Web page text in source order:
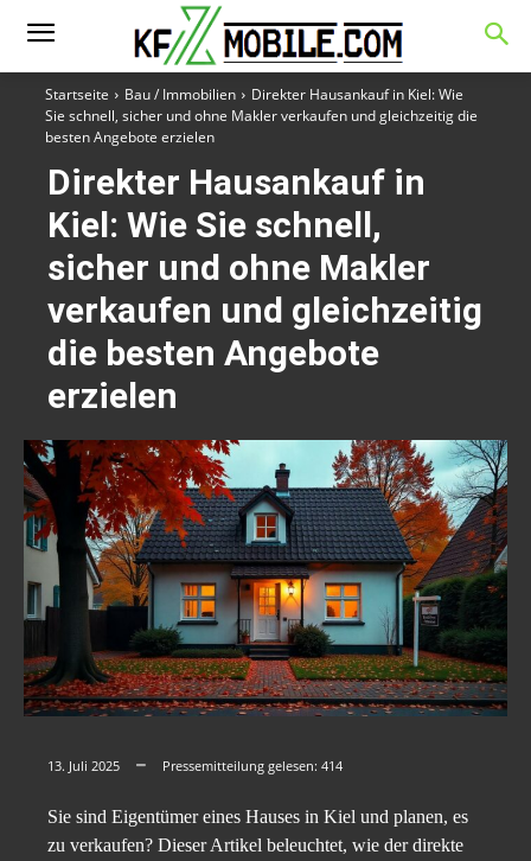
Startseite Bau / Immobilien
Direkter Hausankauf in Kiel: Wie
Sie schnell, sicher und ohne Makler verkaufen und gleichzeitig die
besten Angebote erzielen
Direkter Hausankauf in
Kiel: Wie Sie schnell,
sicher und ohne Makler
verkaufen und gleichzeitig
die besten Angebote
erzielen
13. Juli 2025 Pressemitteilung gelesen: 414
Sie sind Eigentümer eines Hauses in Kiel und planen, es
zu verkaufen? Dieser Artikel beleuchtet, wie der direkte